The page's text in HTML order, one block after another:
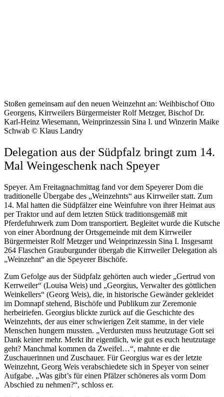
Stoßen gemeinsam auf den neuen Weinzehnt an: Weihbischof Otto
Georgens, Kirrweilers Bürgermeister Rolf Metzger, Bischof Dr.
Karl-Heinz Wiesemann, Weinprinzessin Sina I. und Winzerin Maike
Schwab © Klaus Landry
Delegation aus der Südpfalz bringt zum 14.
Mal Weingeschenk nach Speyer
Speyer. Am Freitagnachmittag fand vor dem Speyerer Dom die
traditionelle Übergabe des „Weinzehnts“ aus Kirrweiler statt. Zum
14. Mal hatten die Südpfälzer eine Weinfuhre von ihrer Heimat aus
per Traktor und auf dem letzten Stück traditionsgemäß mit
Pferdefuhrwerk zum Dom transportiert. Begleitet wurde die Kutsche
von einer Abordnung der Ortsgemeinde mit dem Kirrweiler
Bürgermeister Rolf Metzger und Weinprinzessin Sina I. Insgesamt
264 Flaschen Grauburgunder übergab die Kirrweiler Delegation als
„Weinzehnt“ an die Speyerer Bischöfe.
Zum Gefolge aus der Südpfalz gehörten auch wieder „Gertrud von
Kerrweiler“ (Louisa Weis) und „Georgius, Verwalter des göttlichen
Weinkellers“ (Georg Weis), die, in historische Gewänder gekleidet
im Domnapf stehend, Bischöfe und Publikum zur Zeremonie
herbeiriefen. Georgius blickte zurück auf die Geschichte des
Weinzehnts, der aus einer schwierigen Zeit stamme, in der viele
Menschen hungern mussten. „Verdursten muss heutzutage Gott sei
Dank keiner mehr. Merkt ihr eigentlich, wie gut es euch heutzutage
geht? Manchmal kommen da Zweifel…“, mahnte er die
Zuschauerinnen und Zuschauer. Für Georgius war es der letzte
Weinzehnt, Georg Weis verabschiedete sich in Speyer von seiner
Aufgabe. „Was gibt’s für einen Pfälzer schöneres als vorm Dom
Abschied zu nehmen?“, schloss er.